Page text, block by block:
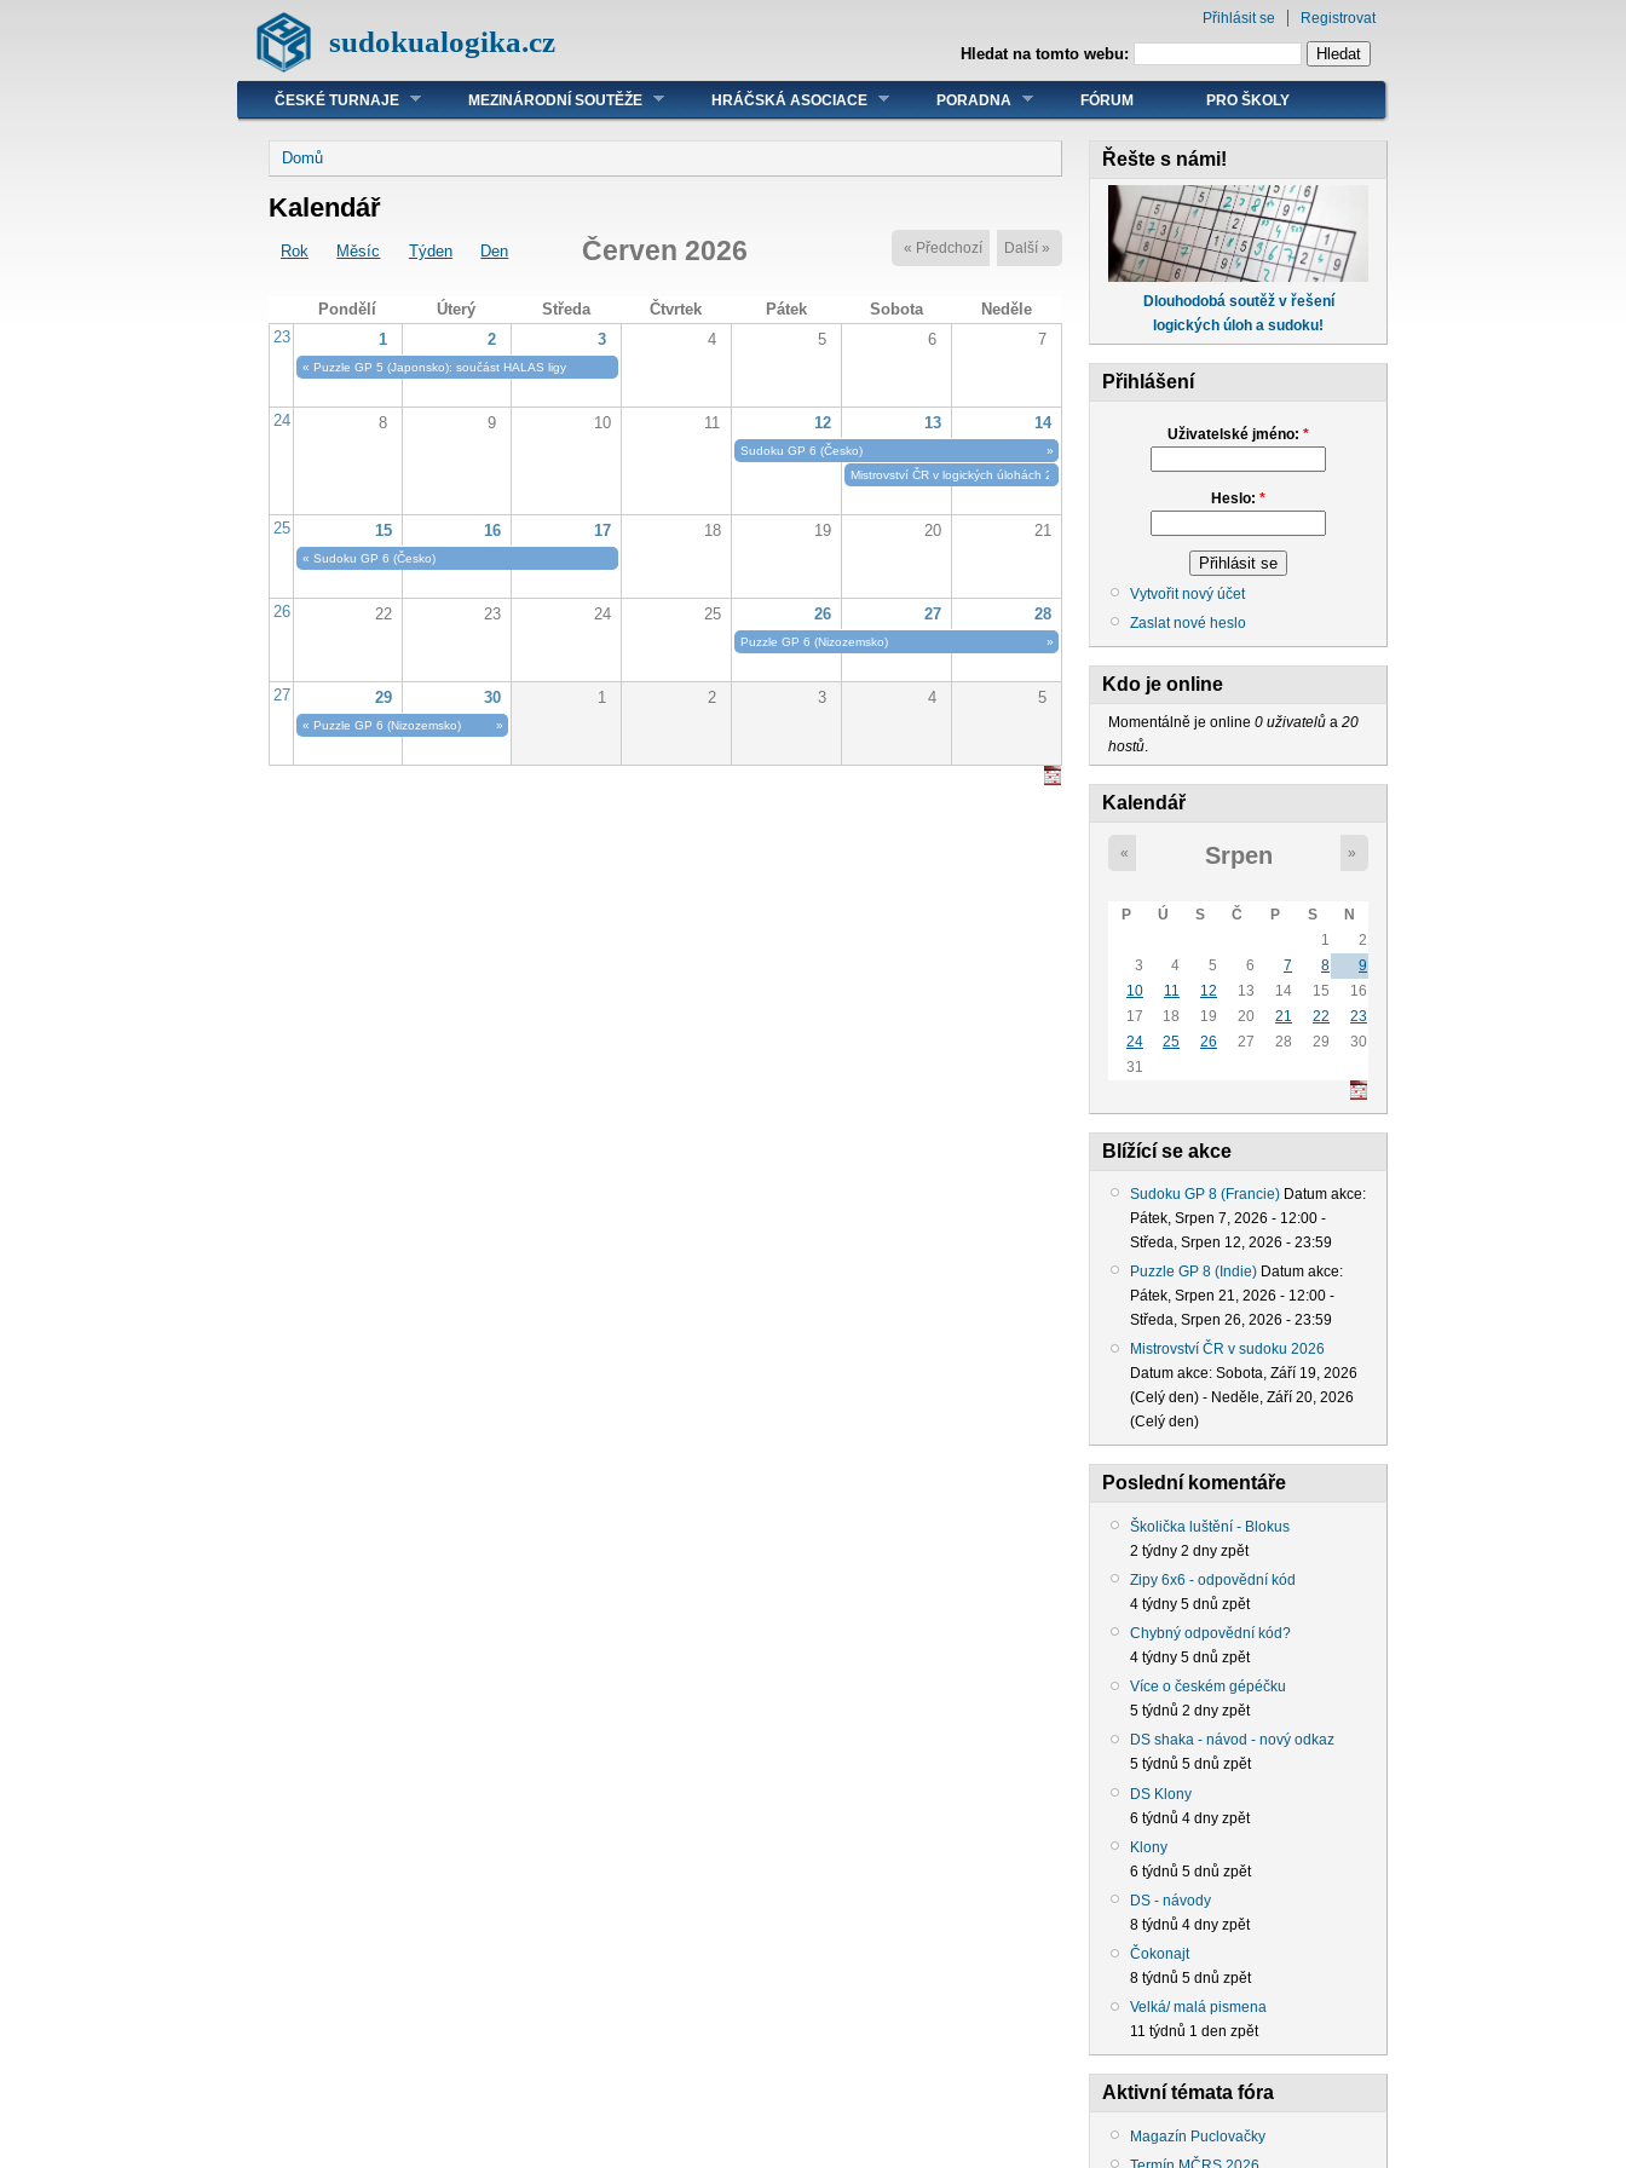
sudokualogika.cz Hledat na tomto webu:
Přihlásit se Registrovat
ČESKÉ TURNAJE MEZINÁRODNÍ SOUTĚŽE HRÁČSKÁ ASOCIACE PORADNA FÓRUM PRO ŠKOLY
Domů
Kalendář
Rok Měsíc Týden Den « Předchozí
Červen 2026 Další »
Pondělí Úterý Středa Čtvrtek Pátek Sobota
Neděle
23
1 2 3 4 5 6 7
« Puzzle GP 5 (Japonsko): součást HALAS ligy
24 8 9 10 11 12 13 14
Sudoku GP 6 (Česko)
»
Mistrovství ČR v logických úlohách 2026
25 15 16 17 18 19 20 21
« Sudoku GP 6 (Česko)
26 22 23 24 25 26 27 28
Puzzle GP 6 (Nizozemsko) »
27 29 30 1 2 3 4 5
« Puzzle GP 6 (Nizozemsko) »
Řešte s námi!
Dlouhodobá soutěž v řešení
logických úloh a sudoku!
Přihlášení
Uživatelské jméno: *
Heslo: *
Vytvořit nový účet
Zaslat nové heslo
Kdo je online
Momentálně je online 0 uživatelů a 20
hostů.
Kalendář
« Srpen »
P Ú S Č P S
N
1
2
3
4 5 6 7 8
9
10
11 12 13 14 15
16
17
18 19 20 21 22
23
24
25 26 27 28 29
30
31
Blížící se akce
Sudoku GP 8 (Francie) Datum akce:
Pátek, Srpen 7, 2026 - 12:00 -
Středa, Srpen 12, 2026 - 23:59
Puzzle GP 8 (Indie) Datum akce:
Pátek, Srpen 21, 2026 - 12:00 -
Středa, Srpen 26, 2026 - 23:59
Mistrovství ČR v sudoku 2026
Datum akce: Sobota, Září 19, 2026
(Celý den) - Neděle, Září 20, 2026
(Celý den)
Poslední komentáře
Školička luštění - Blokus
2 týdny 2 dny zpět
Zipy 6x6 - odpovědní kód
4 týdny 5 dnů zpět
Chybný odpovědní kód?
4 týdny 5 dnů zpět
Více o českém gépéčku
5 týdnů 2 dny zpět
DS shaka - návod - nový odkaz
5 týdnů 5 dnů zpět
DS Klony
6 týdnů 4 dny zpět
Klony
6 týdnů 5 dnů zpět
DS - návody
8 týdnů 4 dny zpět
Čokonajt
8 týdnů 5 dnů zpět
Velká/ malá pismena
11 týdnů 1 den zpět
Aktivní témata fóra
Magazín Puclovačky